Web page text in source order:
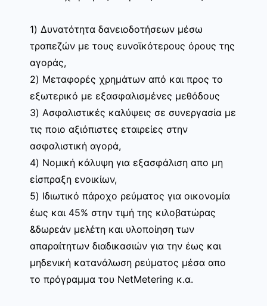
1) Δυνατότητα δανειοδοτήσεων μέσω
τραπεζών με τους ευνοϊκότερους όρους της
αγοράς,
2) Μεταφορές χρημάτων από και προς το
εξωτερικό με εξασφαλισμένες μεθόδους
3) Ασφαλιστικές καλύψεις σε συνεργασία με
τις ποιο αξιόπιστες εταιρείες στην
ασφαλιστική αγορά,
4) Νομική κάλυψη για εξασφάλιση απο μη
είσπραξη ενοικίων,
5) Ιδιωτικό πάροχο ρεύματος για οικονομία
έως και 45% στην τιμή της κιλοβατώρας
&δωρεάν μελέτη και υλοποίηση των
απαραίτητων διαδικασιών για την έως και
μηδενική κατανάλωση ρεύματος μέσα απο
το πρόγραμμα του NetMetering κ.α.